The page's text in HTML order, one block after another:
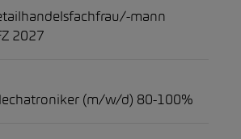
mann
2027
(m/w/d) 80-100%